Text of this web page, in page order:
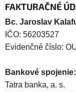
FAKTURAČNÉ
Bc. Jaroslav
IČO: 56203527
Evidenčné číslo:
Bankové spojenie:
Tatra banka, a. s.